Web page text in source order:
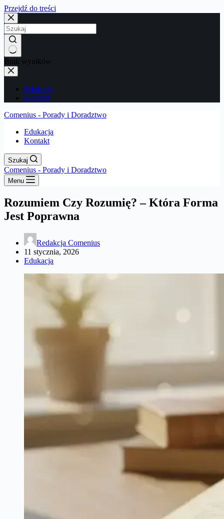
Przejdź do treści
Brak wyników
Edukacja
Kontakt
Comenius - Porady i Doradztwo
Edukacja
Kontakt
Szukaj
Comenius - Porady i Doradztwo
Menu
Rozumiem Czy Rozumię? – Która Forma
Jest Poprawna
Redakcja Comenius
11 stycznia, 2026
Edukacja